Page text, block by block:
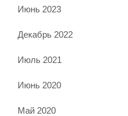
Июнь 2023
Декабрь 2022
Июль 2021
Июнь 2020
Май 2020